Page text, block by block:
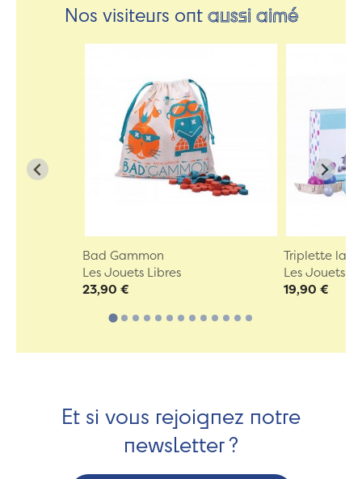
Nos visiteurs ontaussi aimé
Bad Gammon
Les Jouets Libres
23,90 €
Triplette la
Les Jouets
19,90 €
Et si vous rejoignez notre
newsletter ?